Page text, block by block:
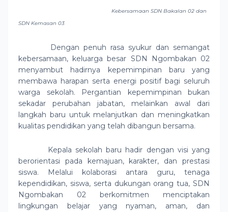
Kebersamaan SDN Bakalan 02 dan
SDN Kemasan 03
Dengan penuh rasa syukur dan semangat
kebersamaan, keluarga besar SDN Ngombakan 02
menyambut hadirnya kepemimpinan baru yang
membawa harapan serta energi positif bagi seluruh
warga sekolah. Pergantian kepemimpinan bukan
sekadar perubahan jabatan, melainkan awal dari
langkah baru untuk melanjutkan dan meningkatkan
kualitas pendidikan yang telah dibangun bersama.
Kepala sekolah baru hadir dengan visi yang
berorientasi pada kemajuan, karakter, dan prestasi
siswa. Melalui kolaborasi antara guru, tenaga
kependidikan, siswa, serta dukungan orang tua, SDN
Ngombakan 02 berkomitmen menciptakan
lingkungan belajar yang nyaman, aman, dan